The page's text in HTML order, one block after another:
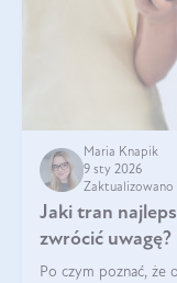
Maria Knapik
9 sty 2026
Zaktualizowano
Jaki tran
zwrócić uwagę?
Po czym poznać, że